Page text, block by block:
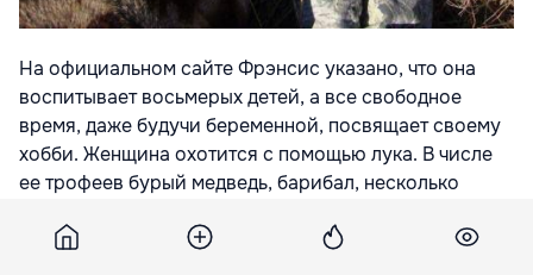
На официальном сайте Фрэнсис указано, что она
воспитывает восьмерых детей, а все свободное
время, даже будучи беременной, посвящает своему
хобби. Женщина охотится с помощью лука. В числе
ее трофеев бурый медведь, барибал, несколько
зебры, рысь, барсуки и белки.